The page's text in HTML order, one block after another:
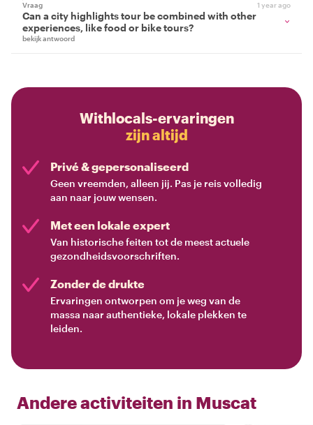
Vraag 1 year ago
Can a city highlights tour be combined with other
experiences, like food or bike tours?
bekijk antwoord
Withlocals-ervaringen
zijn altijd
Privé & gepersonaliseerd
Geen vreemden, alleen jij. Pas je reis volledig
aan naar jouw wensen.
Met een lokale expert
Van historische feiten tot de meest actuele
gezondheidsvoorschriften.
Zonder de drukte
Ervaringen ontworpen om je weg van de
massa naar authentieke, lokale plekken te
leiden.
Andere activiteiten in Muscat